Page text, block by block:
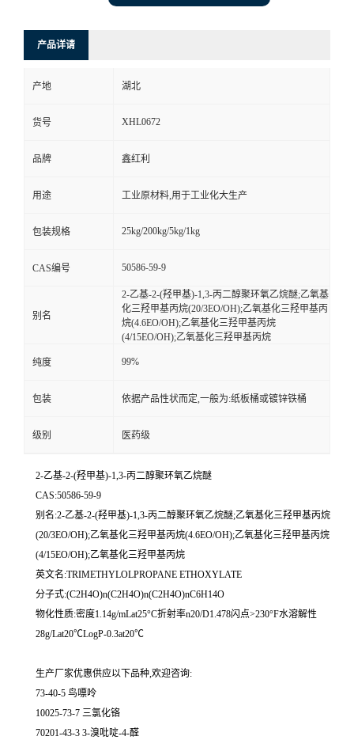
产品详请
产地 湖北
货号 XHL0672
品牌 鑫红利
用途 工业原材料,用于工业化大生产
包装规格 25kg/200kg/5kg/1kg
CAS编号 50586-59-9
别名
2-乙基-2-(羟甲基)-1,3-丙二醇聚环氧乙烷醚;乙氧基
化三羟甲基丙烷(20/3EO/OH);乙氧基化三羟甲基丙
烷(4.6EO/OH);乙氧基化三羟甲基丙烷
(4/15EO/OH);乙氧基化三羟甲基丙烷
纯度 99%
包装 依据产品性状而定,一般为:纸板桶或镀锌铁桶
级别 医药级
2-乙基-2-(羟甲基)-1,3-丙二醇聚环氧乙烷醚
CAS:50586-59-9
别名:2-乙基-2-(羟甲基)-1,3-丙二醇聚环氧乙烷醚;乙氧基化三羟甲基丙烷
(20/3EO/OH);乙氧基化三羟甲基丙烷(4.6EO/OH);乙氧基化三羟甲基丙烷
(4/15EO/OH);乙氧基化三羟甲基丙烷
英文名:TRIMETHYLOLPROPANE ETHOXYLATE
分子式:(C2H4O)n(C2H4O)n(C2H4O)nC6H14O
物化性质:密度1.14g/mLat25°C折射率n20/D1.478闪点>230°F水溶解性
28g/Lat20℃LogP-0.3at20℃
生产厂家优惠供应以下品种,欢迎咨询:
73-40-5 鸟嘌呤
10025-73-7 三氯化铬
70201-43-3 3-溴吡啶-4-醛